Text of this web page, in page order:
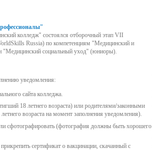
колледж" состоялся отборочный этап VII
Russia) по компетенциям "Медицинский и
"Медицинский социальный уход" (юниоры).
уведомления:
сайта колледжа.
18 летнего возраста) или родителями/законными
возраста на момент заполнения уведомления).
сфотографировать (фотография должны быть хорошего
сертификат о вакцинации, скачанный с